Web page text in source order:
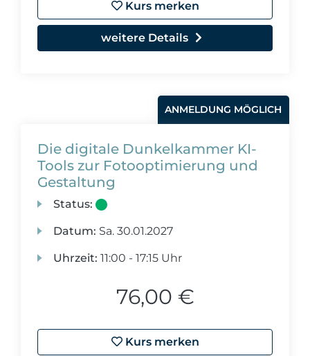
Kurs merken
weitere Details
ANMELDUNG MÖGLICH
Die digitale Dunkelkammer KI-
Tools zur Fotooptimierung und
Gestaltung
Status:
Datum: Sa. 30.01.2027
Uhrzeit: 11:00 - 17:15 Uhr
76,00 €
Kurs merken